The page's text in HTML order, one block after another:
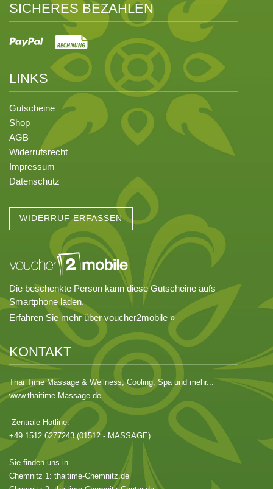
SICHERES BEZAHLEN
LINKS
Gutscheine
Shop
AGB
Widerrufsrecht
Impressum
Datenschutz
WIDERRUF ERFASSEN
Die beschenkte Person kann diese Gutscheine aufs
Smartphone laden.
Erfahren Sie mehr über voucher2mobile »
KONTAKT
Thai Time Massage & Wellness, Cooling, Spa und mehr...
www.thaitime-Massage.de
Zentrale Hotline:
+49 1512 6277243 (01512 - MASSAGE)
Sie finden uns in
Chemnitz 1: thaitime-Chemnitz.de